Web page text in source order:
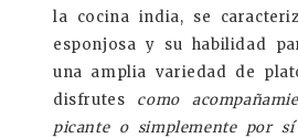
la cocina india, se
esponjosa y su habilidad
una amplia variedad de
disfrutes como
picante o simplemente por